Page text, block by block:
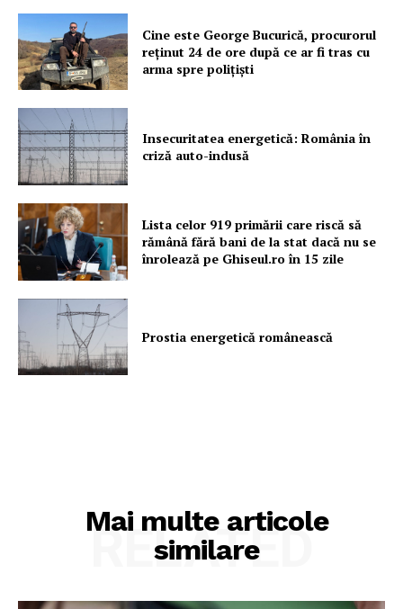
Un proiect
PRESShub
Despre noi / Echipa
Proiecte editoriale
Contact
Cine este George Bucurică, procurorul
reținut 24 de ore după ce ar fi tras cu
arma spre polițiști
Insecuritatea energetică: România în
criză auto-indusă
Lista celor 919 primării care riscă să
rămână fără bani de la stat dacă nu se
înrolează pe Ghiseul.ro în 15 zile
Prostia energetică românească
Mai multe articole
similare
RELATED